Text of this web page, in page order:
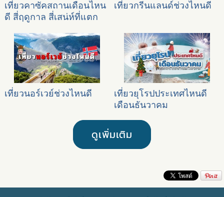
เที่ยวคาซัคสถานเดือนไหน
ดี สี่ฤดูกาล สี่เสน่ห์ที่แตก
เที่ยวกรีนแลนด์ช่วงไหนดี
เที่ยวนอร์เวย์ช่วงไหนดี
เที่ยวยุโรปประเทศไหนดี
เดือนธันวาคม
ดูเพิ่มเติม